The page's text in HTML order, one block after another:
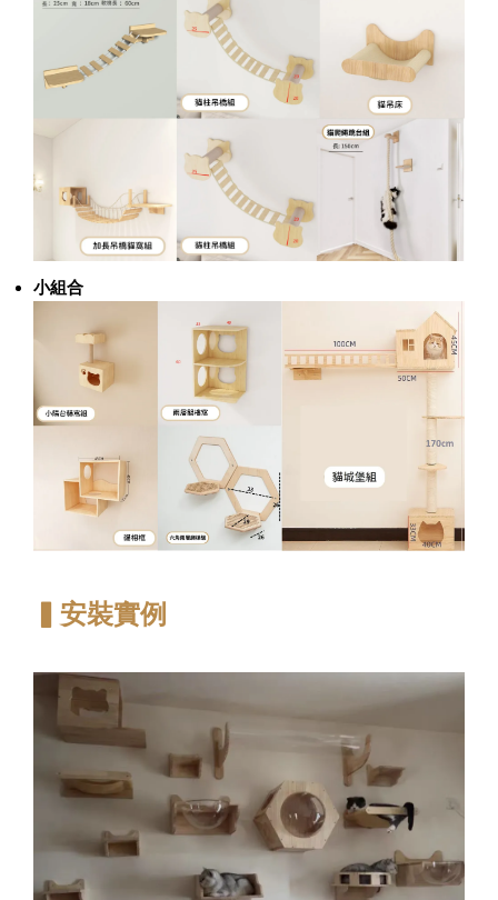
小組合
▍安裝實例